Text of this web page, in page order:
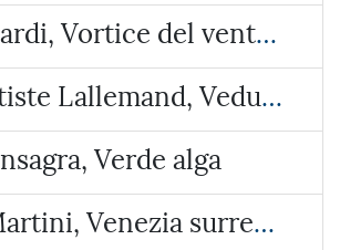
Carla Accardi, Vortice del vento verde
Jean-Baptiste Lallemand, Veduta ideata con l’Arco di Giano e San Giorgio al Velabro
Verde alga
Alberto Martini, Venezia surreale